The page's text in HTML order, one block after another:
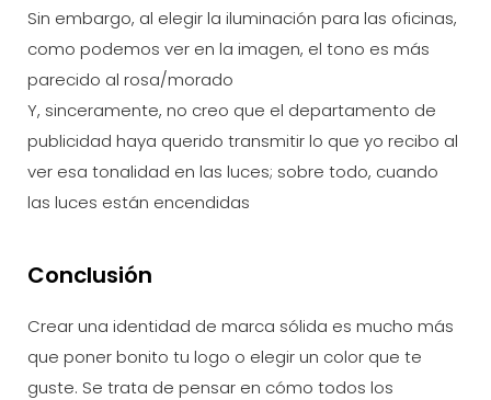
Sin embargo, al elegir la iluminación para las oficinas,
como podemos ver en la imagen, el tono es más
parecido al rosa/morado
Y, sinceramente, no creo que el departamento de
publicidad haya querido transmitir lo que yo recibo al
ver esa tonalidad en las luces; sobre todo, cuando
las luces están encendidas
Conclusión
Crear una identidad de marca sólida es mucho más
que poner bonito tu logo o elegir un color que te
guste. Se trata de pensar en cómo todos los